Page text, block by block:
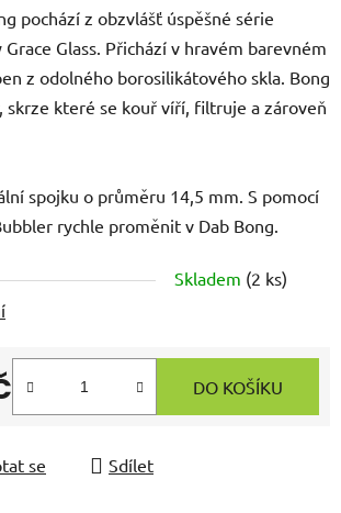
pochází z obzvlášť úspěšné série
Glass. Přichází v hravém barevném
z odolného borosilikátového skla. Bong
skrze které se kouř víří, filtruje a zároveň
spojku o průměru 14,5 mm. S pomocí
rychle proměnit v Dab Bong.
Skladem (2 ks)
DO KOŠÍKU
se Sdílet